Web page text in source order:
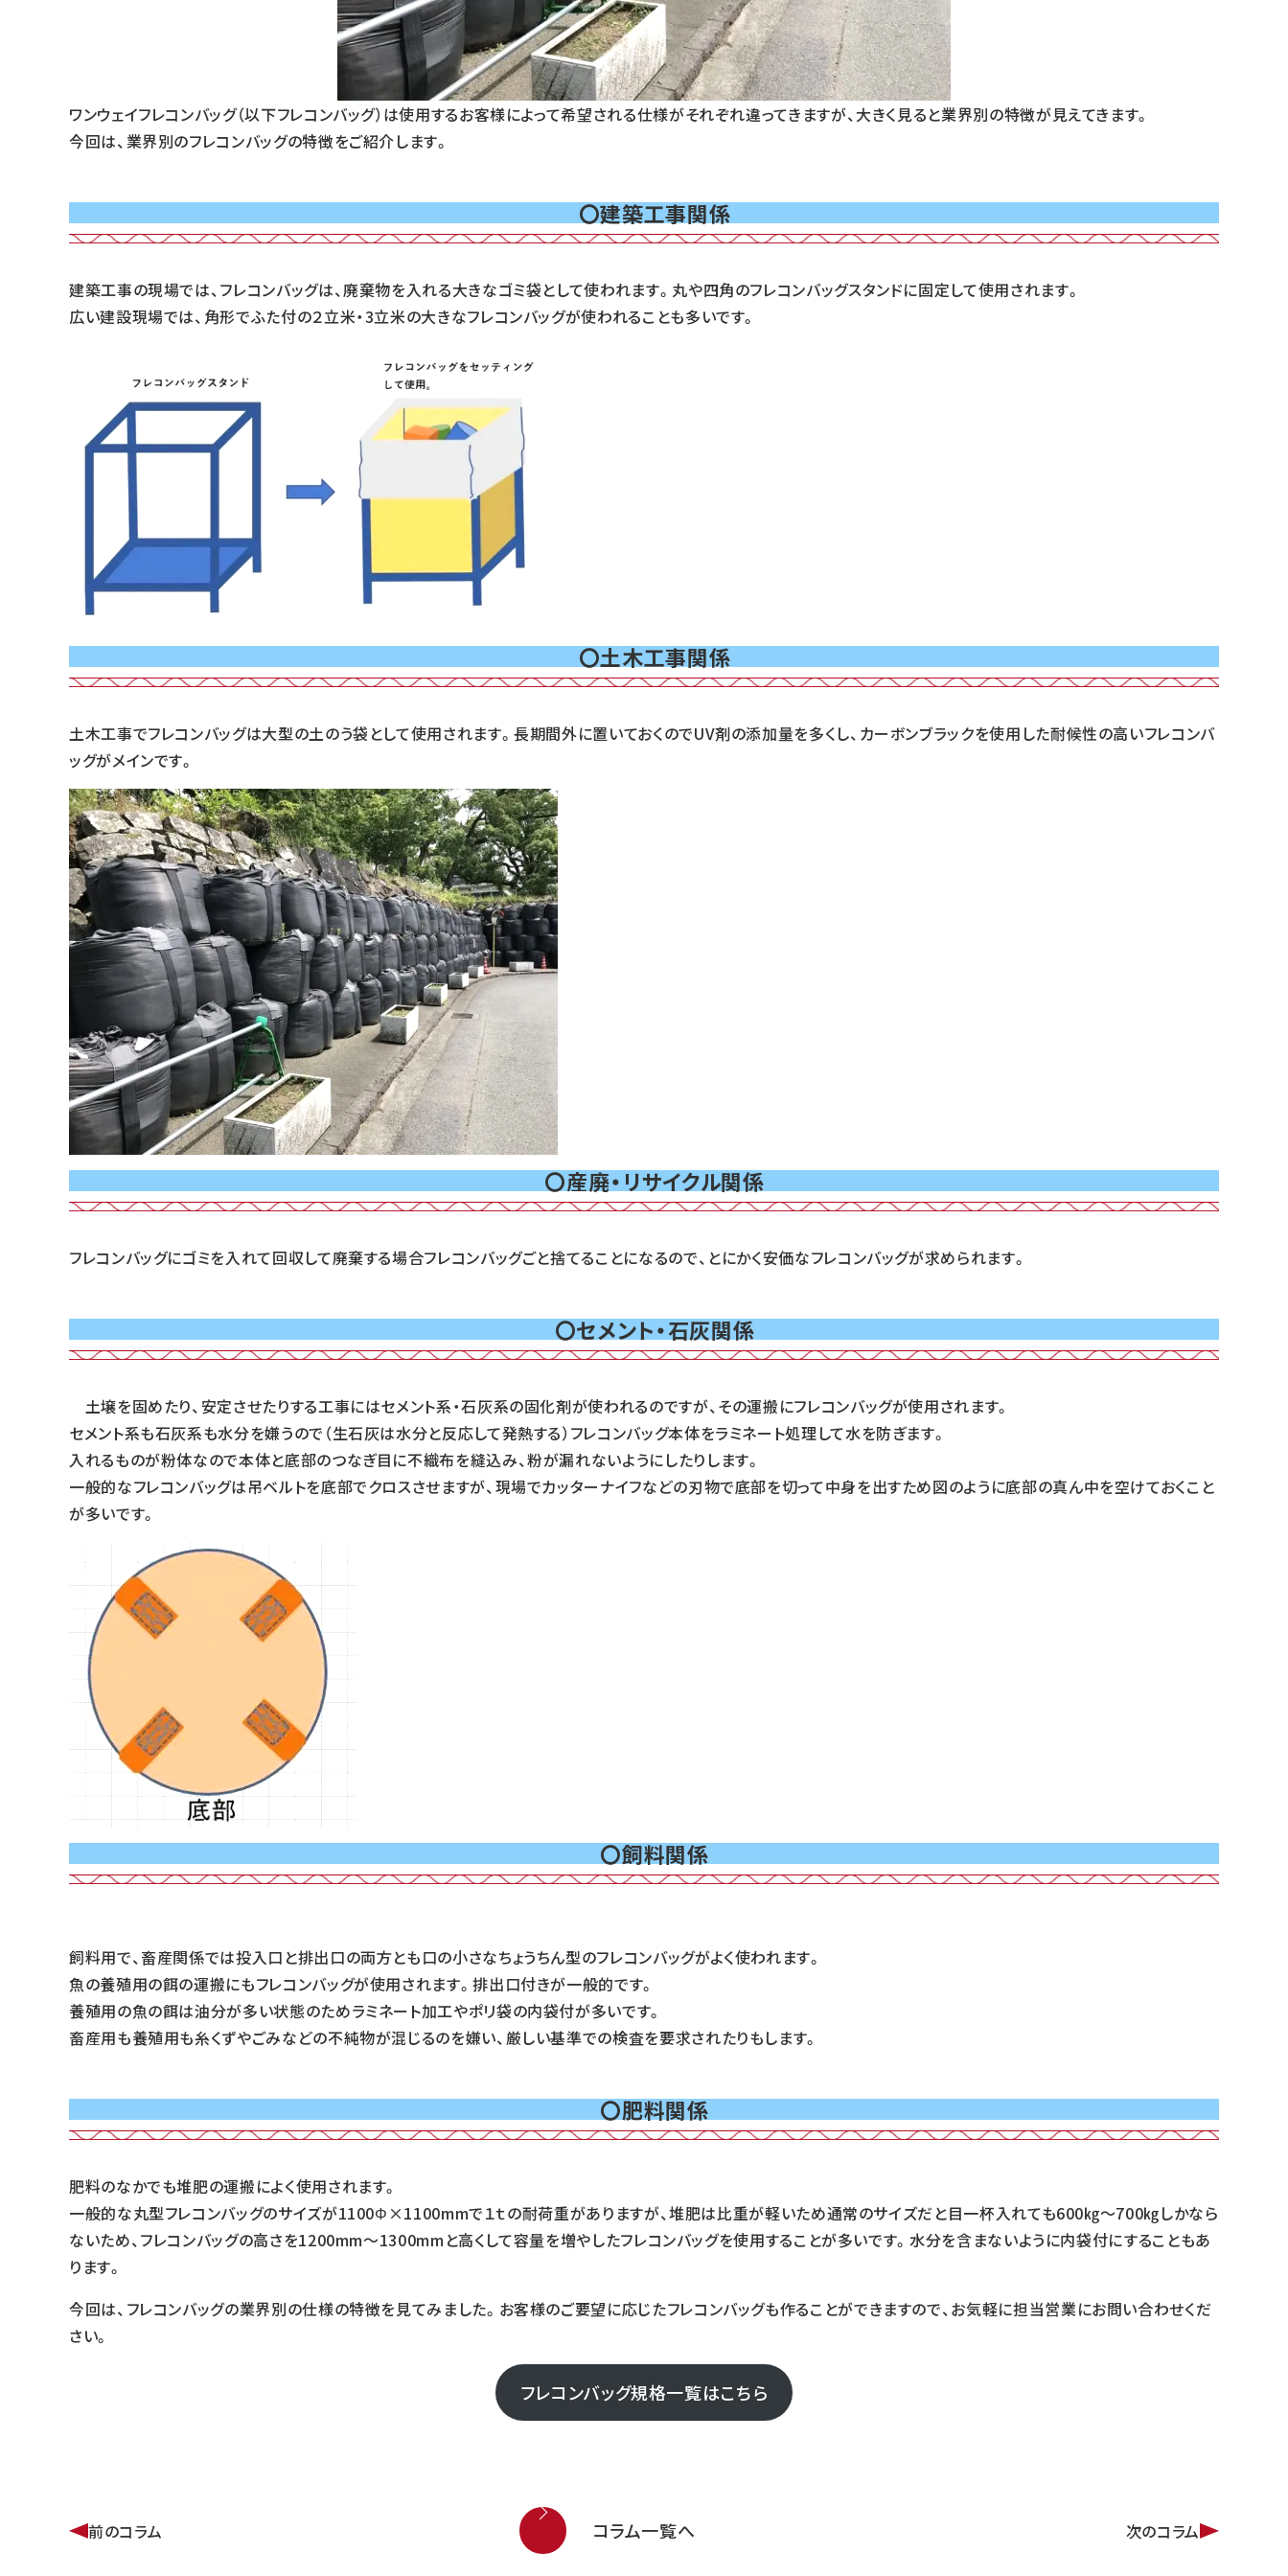
ワンウェイフレコンバッグ（以下フレコンバッグ）は使用するお客様によって希望される仕様がそれぞれ違ってきますが、大きく見ると業界別の特徴が見えてきます。
今回は、業界別のフレコンバッグの特徴をご紹介します。
〇建築工事関係
建築工事の現場では、フレコンバッグは、廃棄物を入れる大きなゴミ袋として使われます。丸や四角のフレコンバッグスタンドに固定して使用されます。
広い建設現場では、角形でふた付の２立米・3立米の大きなフレコンバッグが使われることも多いです。
〇土木工事関係
土木工事でフレコンバッグは大型の土のう袋として使用されます。長期間外に置いておくのでUV剤の添加量を多くし、カーボンブラックを使用した耐候性の高いフレコンバ
ッグがメインです。
〇産廃・リサイクル関係
フレコンバッグにゴミを入れて回収して廃棄する場合フレコンバッグごと捨てることになるので、とにかく安価なフレコンバッグが求められます。
〇セメント・石灰関係
土壌を固めたり、安定させたりする工事にはセメント系・石灰系の固化剤が使われるのですが、その運搬にフレコンバッグが使用されます。
セメント系も石灰系も水分を嫌うので（生石灰は水分と反応して発熱する）フレコンバッグ本体をラミネート処理して水を防ぎます。
入れるものが粉体なので本体と底部のつなぎ目に不織布を縫込み、粉が漏れないようにしたりします。
一般的なフレコンバッグは吊ベルトを底部でクロスさせますが、現場でカッターナイフなどの刃物で底部を切って中身を出すため図のように底部の真ん中を空けておくこと
が多いです。
〇飼料関係
飼料用で、畜産関係では投入口と排出口の両方とも口の小さなちょうちん型のフレコンバッグがよく使われます。
魚の養殖用の餌の運搬にもフレコンバッグが使用されます。排出口付きが一般的です。
養殖用の魚の餌は油分が多い状態のためラミネート加工やポリ袋の内袋付が多いです。
畜産用も養殖用も糸くずやごみなどの不純物が混じるのを嫌い、厳しい基準での検査を要求されたりもします。
〇肥料関係
肥料のなかでも堆肥の運搬によく使用されます。
一般的な丸型フレコンバッグのサイズが1100Φ×1100mmで１ｔの耐荷重がありますが、堆肥は比重が軽いため通常のサイズだと目一杯入れても600㎏～700㎏しかなら
ないため、フレコンバッグの高さを1200mm～1300mmと高くして容量を増やしたフレコンバッグを使用することが多いです。水分を含まないように内袋付にすることもあ
ります。
今回は、フレコンバッグの業界別の仕様の特徴を見てみました。お客様のご要望に応じたフレコンバッグも作ることができますので、お気軽に担当営業にお問い合わせくだ
さい。
フレコンバッグ規格一覧はこちら
前のコラム コラム一覧へ 次のコラム